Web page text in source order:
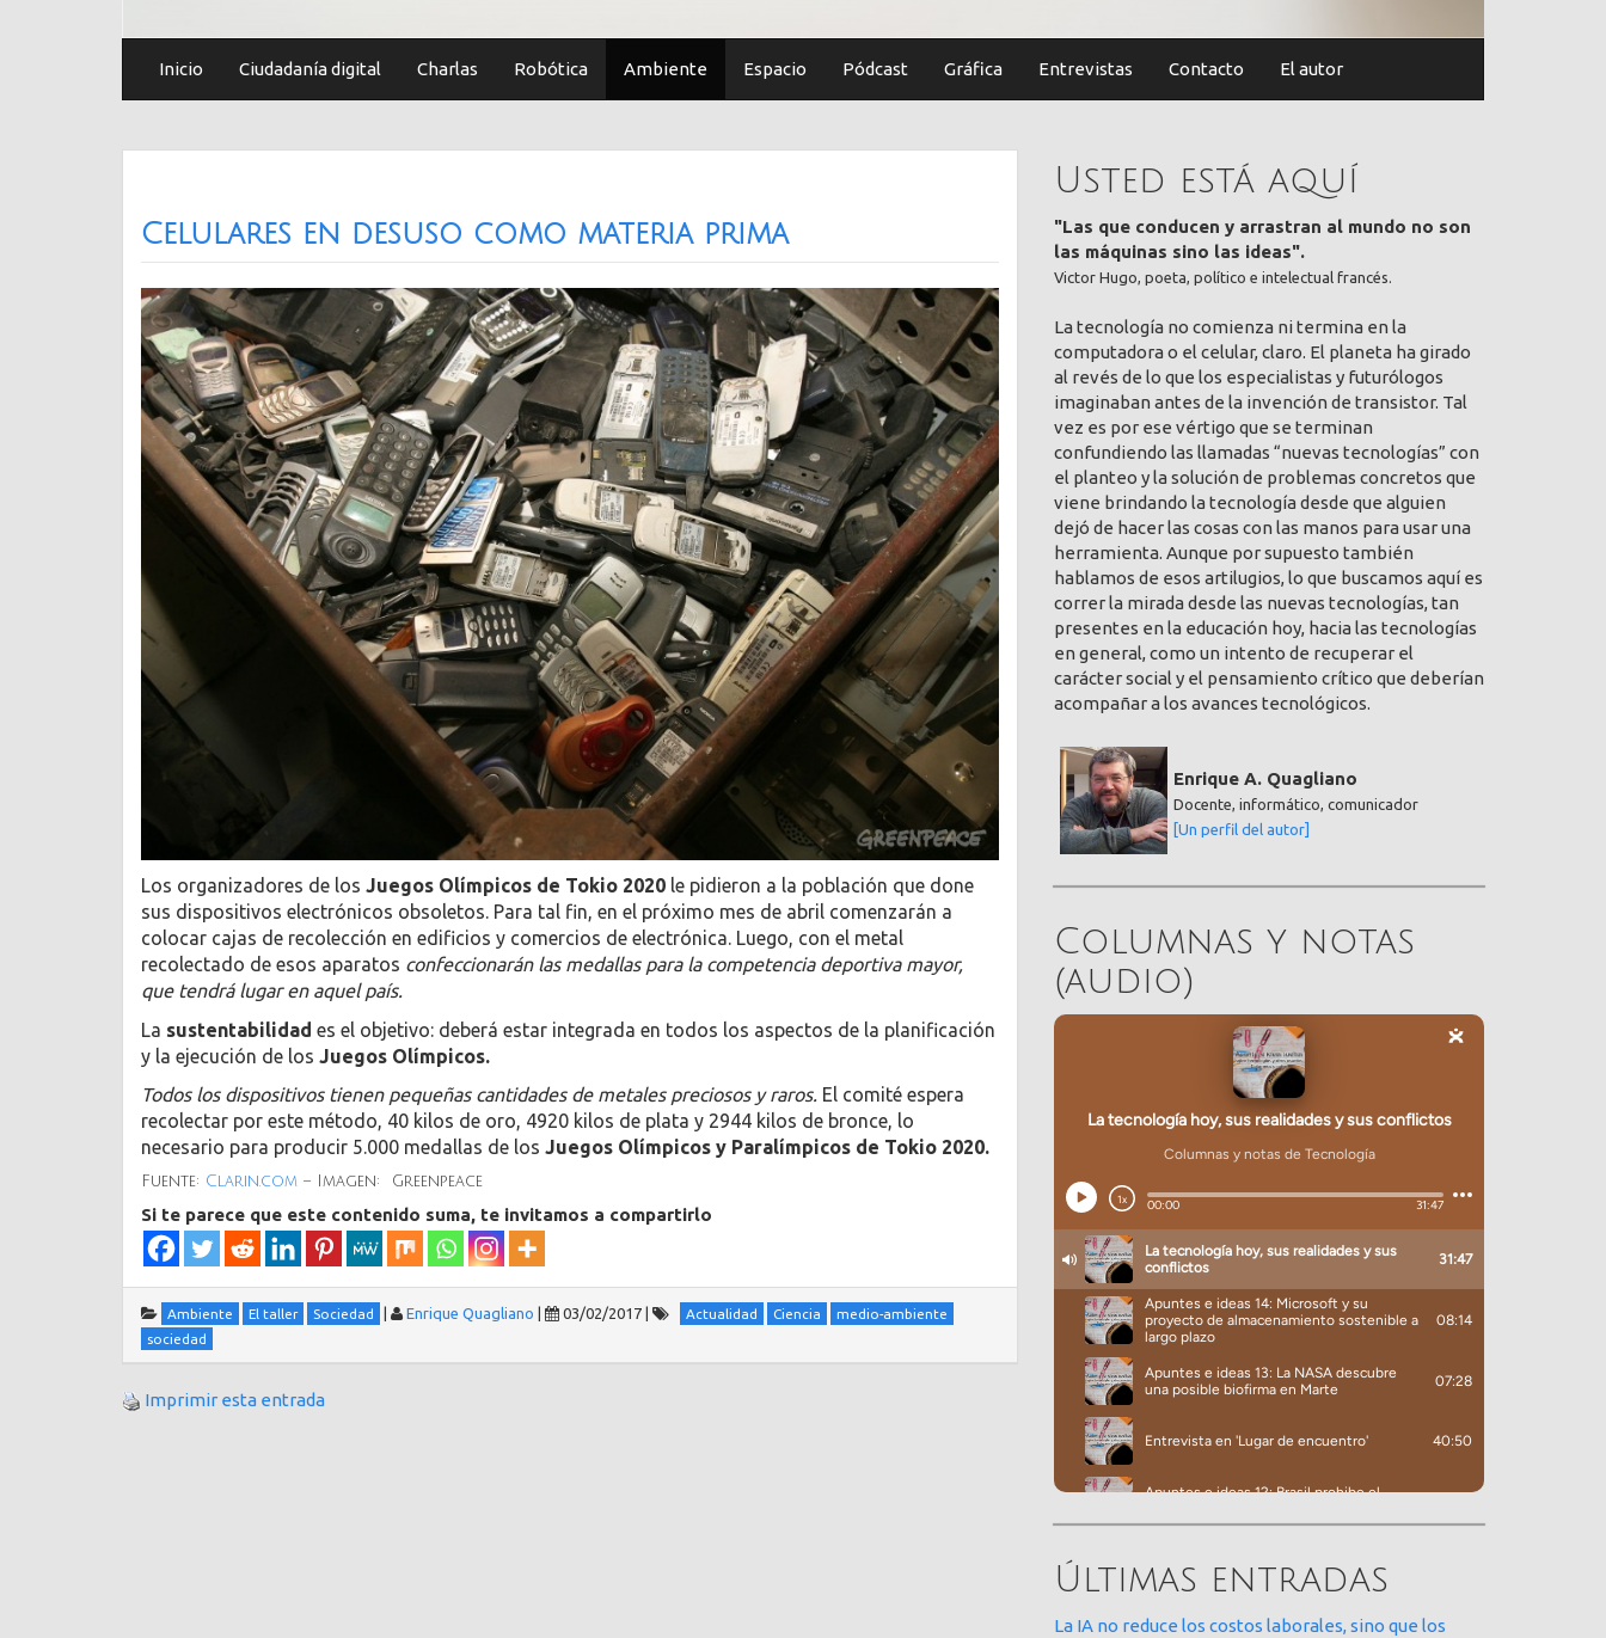
Inicio Ciudadanía digital Charlas Robótica Ambiente Espacio Pódcast Gráfica Entrevistas Contacto El autor
Celulares en desuso como materia prima
Los organizadores de los Juegos Olímpicos de Tokio 2020 le pidieron a la población que done
sus dispositivos electrónicos obsoletos. Para tal fin, en el próximo mes de abril comenzarán a
colocar cajas de recolección en edificios y comercios de electrónica. Luego, con el metal
recolectado de esos aparatos confeccionarán las medallas para la competencia deportiva mayor,
que tendrá lugar en aquel país.
La sustentabilidad es el objetivo: deberá estar integrada en todos los aspectos de la planificación
y la ejecución de los Juegos Olímpicos.
Todos los dispositivos tienen pequeñas cantidades de metales preciosos y raros. El comité espera
recolectar por este método, 40 kilos de oro, 4920 kilos de plata y 2944 kilos de bronce, lo
necesario para producir 5.000 medallas de los Juegos Olímpicos y Paralímpicos de Tokio 2020.
Fuente: Clarin.com – Imagen: Greenpeace
Si te parece que este contenido suma, te invitamos a compartirlo
Ambiente El taller Sociedad Enrique Quagliano 03/02/2017 Actualidad Ciencia
medio-ambiente
sociedad
Imprimir esta entrada
Usted está aquí
"Las que conducen y arrastran al mundo no son
las máquinas sino las ideas".
Victor Hugo, poeta, político e intelectual francés.
La tecnología no comienza ni termina en la
computadora o el celular, claro. El planeta ha girado
al revés de lo que los especialistas y futurólogos
imaginaban antes de la invención de transistor. Tal
vez es por ese vértigo que se terminan
confundiendo las llamadas “nuevas tecnologías” con
el planteo y la solución de problemas concretos que
viene brindando la tecnología desde que alguien
dejó de hacer las cosas con las manos para usar una
herramienta. Aunque por supuesto también
hablamos de esos artilugios, lo que buscamos aquí es
correr la mirada desde las nuevas tecnologías, tan
presentes en la educación hoy, hacia las tecnologías
en general, como un intento de recuperar el
carácter social y el pensamiento crítico que deberían
acompañar a los avances tecnológicos.
Enrique A. Quagliano
Docente, informático, comunicador
[Un perfil del autor]
Columnas y notas
(audio)
Últimas entradas
La IA no reduce los costos laborales, sino que los